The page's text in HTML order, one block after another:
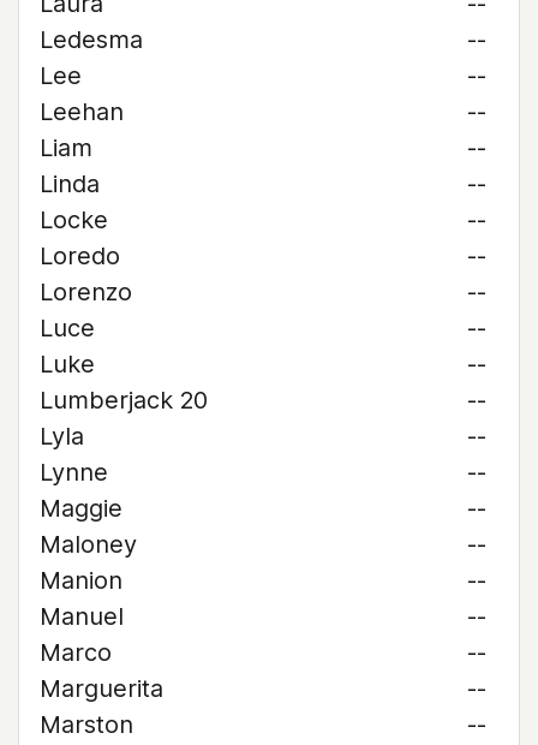
Ledesma
--
Lee
--
Leehan
--
Liam
--
Linda
--
Locke
--
Loredo
--
Lorenzo
--
Luce
--
Luke
--
Lumberjack 20
--
Lyla
--
Lynne
--
Maggie
--
Maloney
--
Manion
--
Manuel
--
Marco
--
Marguerita
--
Marston
--